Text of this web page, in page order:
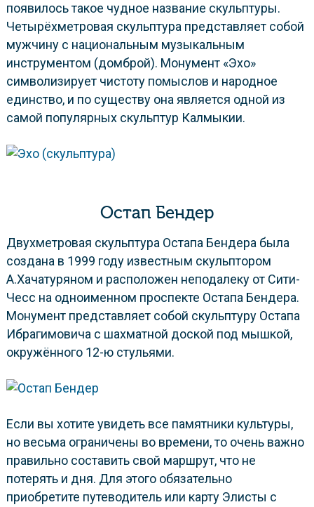
появилось такое чудное название скульптуры.
Четырёхметровая скульптура представляет собой
мужчину с национальным музыкальным
инструментом (домброй). Монумент «Эхо»
символизирует чистоту помыслов и народное
единство, и по существу она является одной из
самой популярных скульптур Калмыкии.
Остап Бендер
Двухметровая скульптура Остапа Бендера была
создана в 1999 году известным скульптором
А.Хачатуряном и расположен неподалеку от Сити-
Чесс на одноименном проспекте Остапа Бендера.
Монумент представляет собой скульптуру Остапа
Ибрагимовича с шахматной доской под мышкой,
окружённого 12-ю стульями.
Если вы хотите увидеть все памятники культуры,
но весьма ограничены во времени, то очень важно
правильно составить свой маршрут, что не
потерять и дня. Для этого обязательно
приобретите путеводитель или карту Элисты с